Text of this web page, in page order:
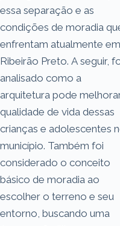
essa separação e as
condições de moradia
enfrentam atualmente em
Ribeirão Preto. A seguir,
analisado como a
arquitetura pode
qualidade de vida dessas
crianças e adolescentes
município. Também foi
considerado o conceito
básico de moradia ao
escolher o terreno e seu
entorno, buscando uma